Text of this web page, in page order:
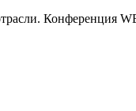
Конференция